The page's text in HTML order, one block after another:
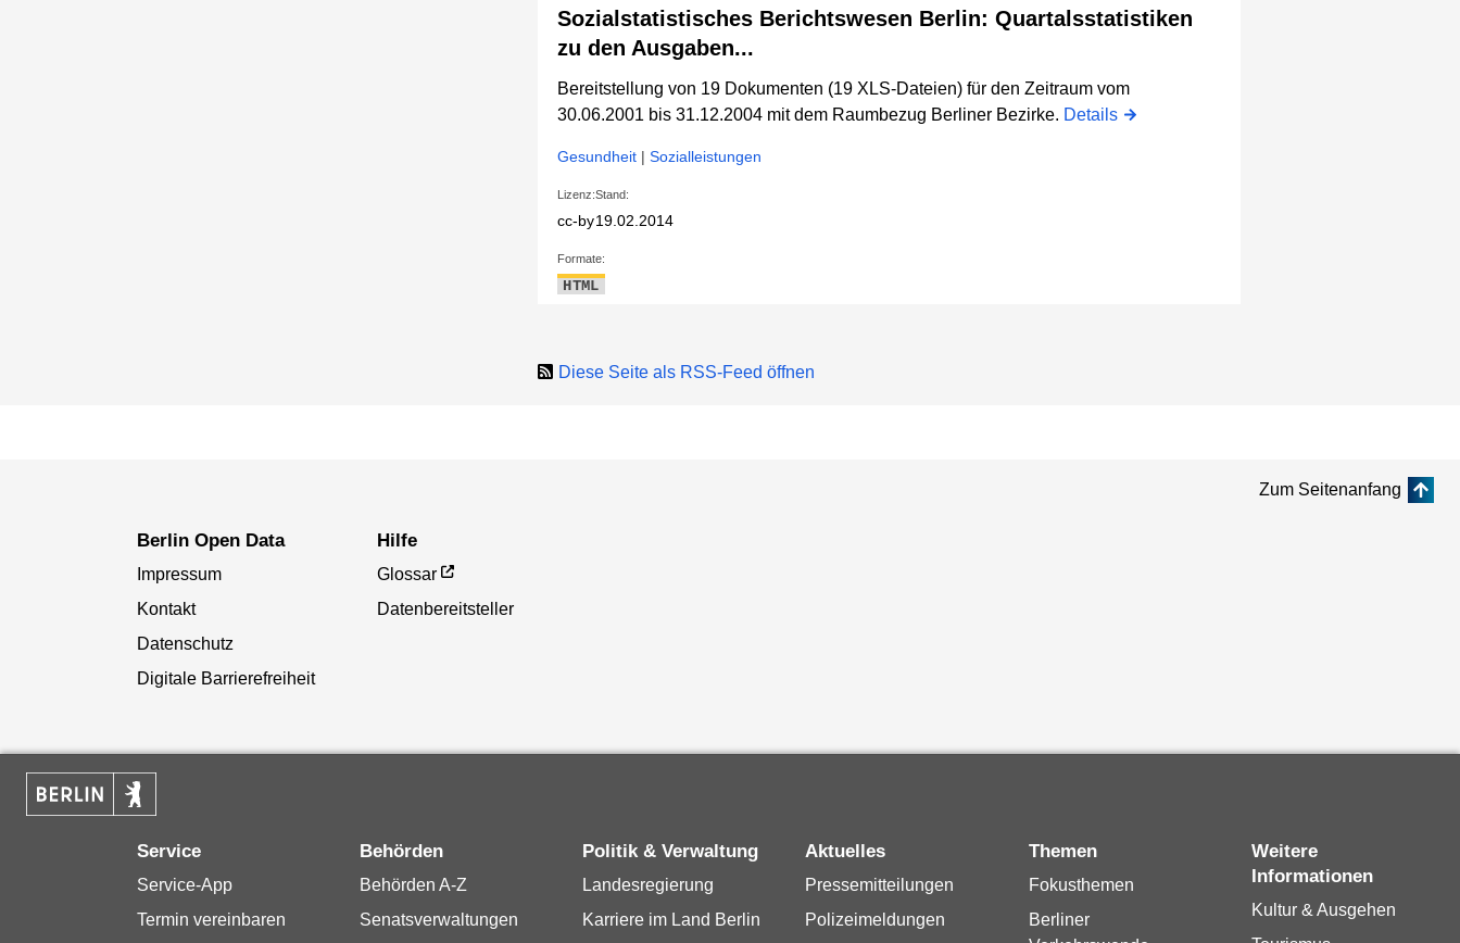
Sozialstatistisches Berichtswesen Berlin: Quartalsstatistiken
zu den Ausgaben...
Bereitstellung von 19 Dokumenten (19 XLS-Dateien) für den Zeitraum vom
30.06.2001 bis 31.12.2004 mit dem Raumbezug Berliner Bezirke. Details
Gesundheit |Sozialleistungen
Lizenz:
cc-by
Stand:
19.02.2014
Formate:
HTML
Diese Seite als RSS-Feed öffnen
Zum Seitenanfang
Berlin Open Data
Impressum
Kontakt
Datenschutz
Digitale Barrierefreiheit
Hilfe
Glossar
Datenbereitsteller
Service
Service-App
Termin vereinbaren
Behörden
Behörden A-Z
Senatsverwaltungen
Politik & Verwaltung
Landesregierung
Karriere im Land Berlin
Aktuelles
Pressemitteilungen
Polizeimeldungen
Themen
Fokusthemen
Berliner
Weitere
Informationen
Kultur & Ausgehen